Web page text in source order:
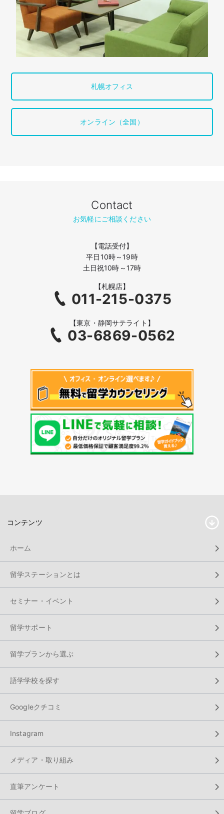
札幌オフィス
オンライン（全国）
Contact
お気軽にご相談ください
【電話受付】
平日10時～19時
土日祝10時～17時
【札幌店】
011-215-0375
【東京・静岡サテライト】
03-6869-0562
コンテンツ
ホーム
留学ステーションとは
セミナー・イベント
留学サポート
留学プランから選ぶ
語学学校を探す
Googleクチコミ
Instagram
メディア・取り組み
直筆アンケート